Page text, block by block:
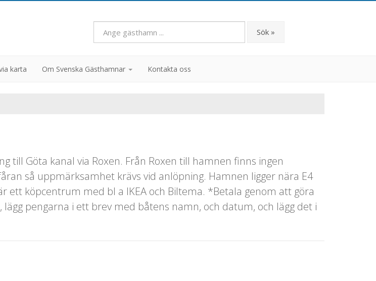
Sök »
karta Om Svenska Gästhamnar Kontakta oss
till Göta kanal via Roxen. Från Roxen till hamnen finns ingen
så uppmärksamhet krävs vid anlöpning. Hamnen ligger nära E4
köpcentrum med bl a IKEA och Biltema. *Betala genom att göra
pengarna i ett brev med båtens namn, och datum, och lägg det i